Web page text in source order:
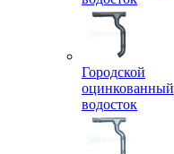
Городской
оцинкованный
водосток